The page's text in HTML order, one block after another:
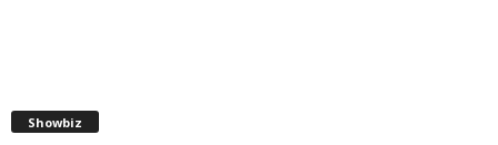
Showbiz